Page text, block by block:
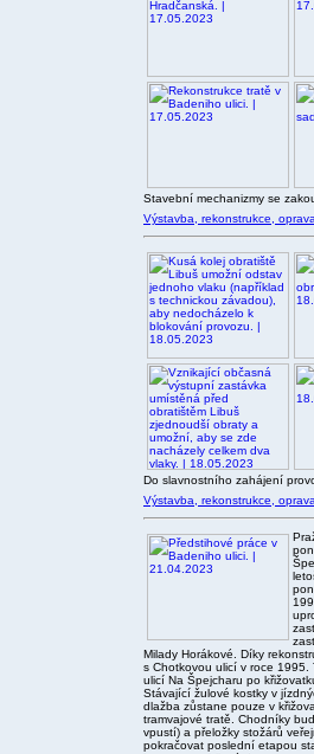
Stavební mechanizmy se
Výstavba, rekonstrukce,
Do slavnostního zahájení
Výstavba, rekonstrukce,
Milady Horákové. Díky
s Chotkovou ulicí v roce
ulicí Na Špejcharu po
Stávající žulové kostky v
dlažba zůstane pouze v
tramvajové tratě. Chodníky
vpustí) a přeložky stožárů
pokračovat poslední etapou